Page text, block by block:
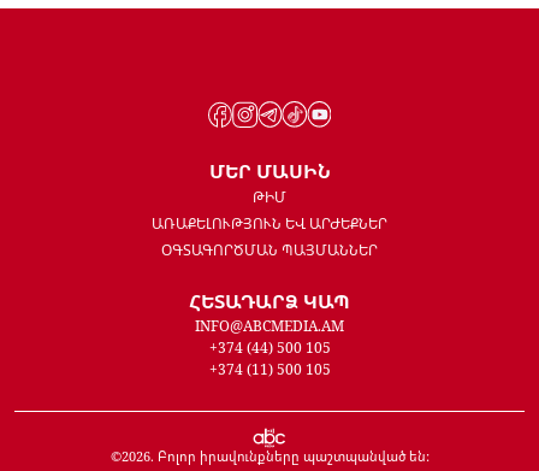
ՄԵՐ ՄԱՍԻՆ
ԹԻՄ
ԱՌԱՔԵԼՈՒԹՅՈՒՆ ԵՎ ԱՐԺԵՔՆԵՐ
ՕԳՏԱԳՈՐԾՄԱՆ ՊԱՅՄԱՆՆԵՐ
ՀԵՏԱԴԱՐՁ ԿԱՊ
INFO@ABCMEDIA.AM
+374 (44) 500 105
+374 (11) 500 105
©2026. Բոլոր իրավունքները պաշտպանված են: